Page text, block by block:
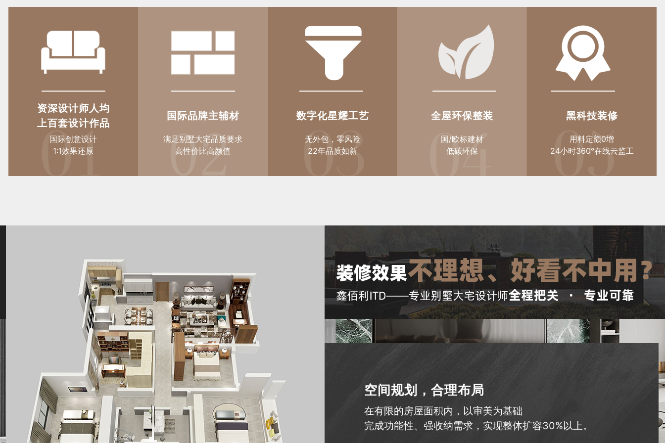
资深设计师人均
上百套设计作品
国际创意设计
1:1效果还原
国际品牌主辅材
满足别墅大宅品质要求
高性价比高颜值
数字化星耀工艺
无外包，零风险
22年品质如新
全屋环保整装
国/欧标建材
低碳环保
黑科技装修
用料定额0增
24小时360°在线云监工
风格设计
同步全球最新设计趋势
以人性化的完美预案